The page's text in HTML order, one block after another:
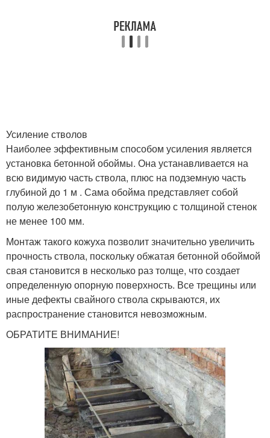
фундамент
Засыпка для
фундамента
Плита на ленточном
фундаменте
Столбчатый фундамент Винтовой фундамент
Опалубка для
фундамента
Фундаменты для гаража
Усиление стволов
Наиболее эффективным способом усиления является
установка бетонной обоймы. Она устанавливается на
всю видимую часть ствола, плюс на подземную часть
глубиной до 1 м . Сама обойма представляет собой
полую железобетонную конструкцию с толщиной стенок
не менее 100 мм.
Монтаж такого кожуха позволит значительно увеличить
прочность ствола, поскольку обжатая бетонной обоймой
свая становится в несколько раз толще, что создает
определенную опорную поверхность. Все трещины или
иные дефекты свайного ствола скрываются, их
распространение становится невозможным.
ОБРАТИТЕ ВНИМАНИЕ!